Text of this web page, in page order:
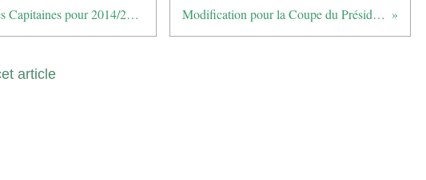
Planning des Capitaines pour 2014/2015 Modification pour la Coupe du Président
article